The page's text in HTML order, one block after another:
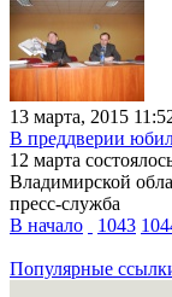
13 марта, 2015
В преддверии
12 марта
Владимирской
пресс-служба
В начало
1043
Популярные